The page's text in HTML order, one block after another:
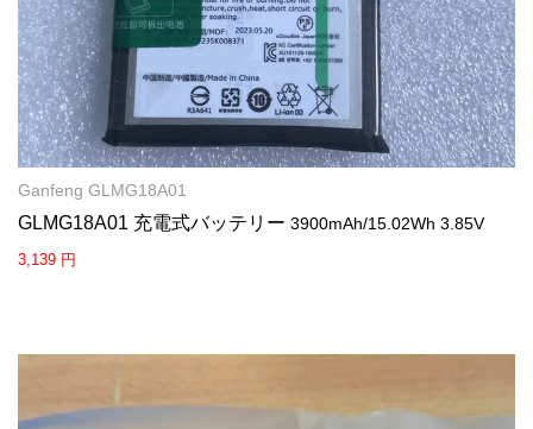
Ganfeng GLMG18A01
GLMG18A01 充電式バッテリー 3900mAh/15.02Wh 3.85V
3,139 円